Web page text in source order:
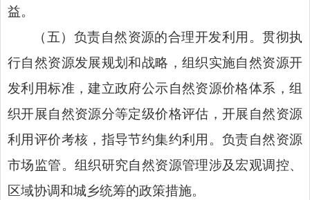
益。
（五）负责自然资源的合理开发利用。贯彻执
行自然资源发展规划和战略，组织实施自然资源开
发利用标准，建立政府公示自然资源价格体系，组
织开展自然资源分等定级价格评估，开展自然资源
利用评价考核，指导节约集约利用。负责自然资源
市场监管。组织研究自然资源管理涉及宏观调控、
区域协调和城乡统筹的政策措施。